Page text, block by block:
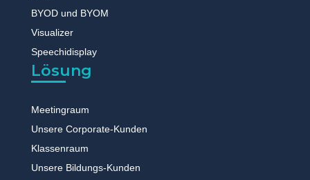
BYOD und BYOM
Visualizer
Speechidisplay
Lösung
Meetingraum
Unsere Corporate-Kunden
Klassenraum
Unsere Bildungs-Kunden